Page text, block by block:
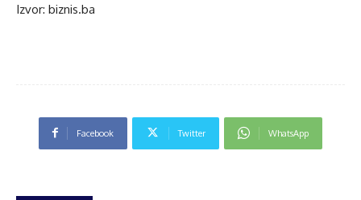
Izvor: biznis.ba
Facebook Twitter WhatsApp